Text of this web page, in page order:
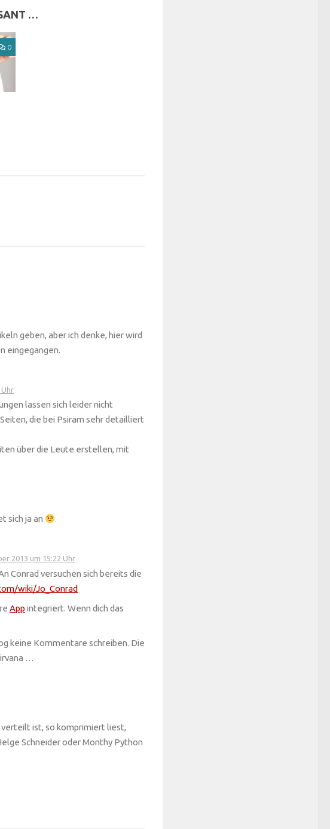
…
0
geben, aber ich denke, hier wird
eingegangen.
Uhr
lassen sich leider nicht
die bei Psiram sehr detailliert
über die Leute erstellen, mit
sich ja an
2013 um 15:22 Uhr
Conrad versuchen sich bereits die
wiki/Jo_Conrad
App integriert. Wenn dich das
keine Kommentare schreiben. Die
…
verteilt ist, so komprimiert liest,
Schneider oder Monthy Python